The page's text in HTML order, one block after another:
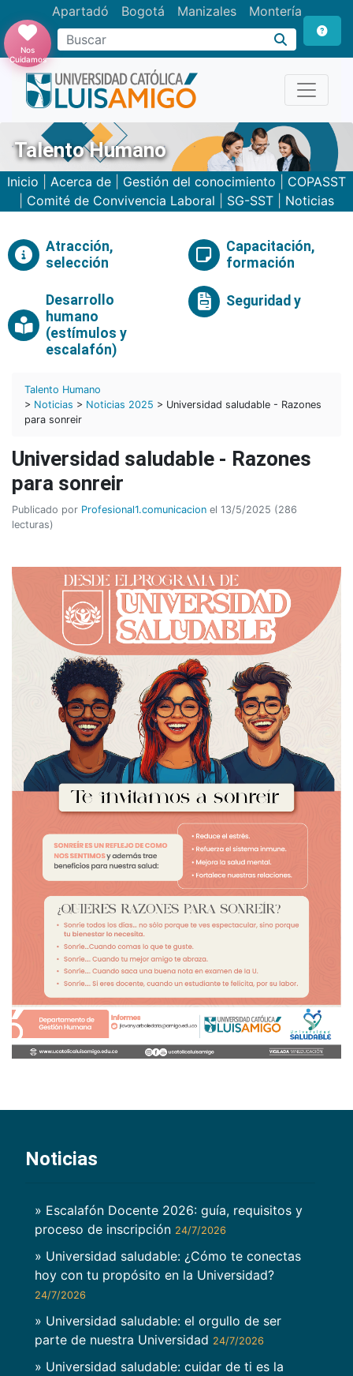
Apartadó Bogotá Manizales Montería
Buscar
Nos
Cuidamos
Talento Humano
Inicio Acerca de Gestión del conocimiento
COPASST
Comité de Convivencia Laboral SG-SST Noticias
Atracción,
selección
Capacitación,
formación
Desarrollo
humano
(estímulos y
escalafón)
Seguridad y
Talento Humano
> Noticias > Noticias 2025 > Universidad saludable - Razones
para sonreir
Universidad saludable - Razones
para sonreir
Publicado por Profesional1.comunicacion el 13/5/2025 (286
lecturas)
Noticias
» Escalafón Docente 2026: guía, requisitos y
proceso de inscripción 24/7/2026
» Universidad saludable: ¿Cómo te conectas
hoy con tu propósito en la Universidad?
24/7/2026
» Universidad saludable: el orgullo de ser
parte de nuestra Universidad 24/7/2026
» Universidad saludable: cuidar de ti es la